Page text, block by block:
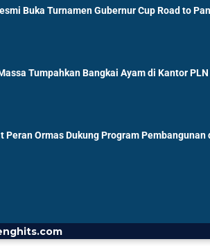
Buka Turnamen Gubernur Cup Road to
Tumpahkan Bangkai Ayam di Kantor
Peran Ormas Dukung Program